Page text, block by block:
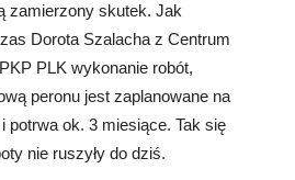
zamierzony skutek. Jak
Dorota Szalacha z Centrum
PLK wykonanie robót,
peronu jest zaplanowane na
i potrwa ok. 3 miesiące. Tak się
nie ruszyły do dziś.